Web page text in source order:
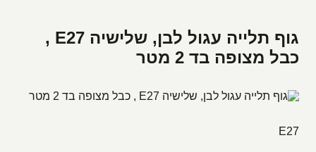
גוף תלייה עגול לבן, שלישיה E27 ,
כבל מצופה בד 2 מטר
E27